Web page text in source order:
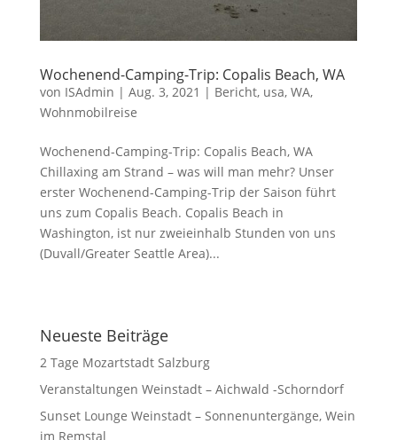
Wochenend-Camping-Trip: Copalis Beach, WA
von ISAdmin | Aug. 3, 2021 | Bericht, usa, WA,
Wohnmobilreise
Wochenend-Camping-Trip: Copalis Beach, WA
Chillaxing am Strand – was will man mehr? Unser
erster Wochenend-Camping-Trip der Saison führt
uns zum Copalis Beach. Copalis Beach in
Washington, ist nur zweieinhalb Stunden von uns
(Duvall/Greater Seattle Area)...
Neueste Beiträge
2 Tage Mozartstadt Salzburg
Veranstaltungen Weinstadt – Aichwald -Schorndorf
Sunset Lounge Weinstadt – Sonnenuntergänge, Wein
im Remstal